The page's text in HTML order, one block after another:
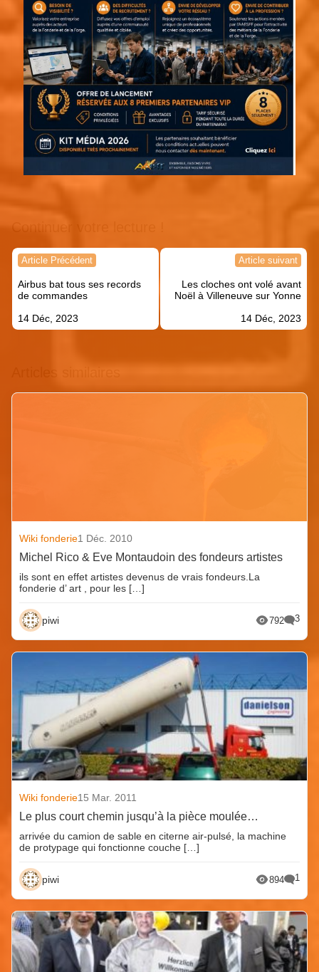
Continuer votre lecture !
Navigation
l’article
Article Précédent
Airbus bat tous ses records
de commandes
14 Déc, 2023
Article suivant
Les cloches ont volé avant
Noël à Villeneuve sur Yonne
14 Déc, 2023
Wiki fonderie1 Déc. 2010
Michel Rico & Eve Montaudoin des fondeurs artistes
ils sont en effet artistes devenus de vrais fondeurs.La
fonderie d’ art , pour les […]
piwi 792 3
Wiki fonderie15 Mar. 2011
Le plus court chemin jusqu’à la pièce moulée…
arrivée du camion de sable en citerne air-pulsé, la machine
de protypage qui fonctionne couche […]
piwi 894 1